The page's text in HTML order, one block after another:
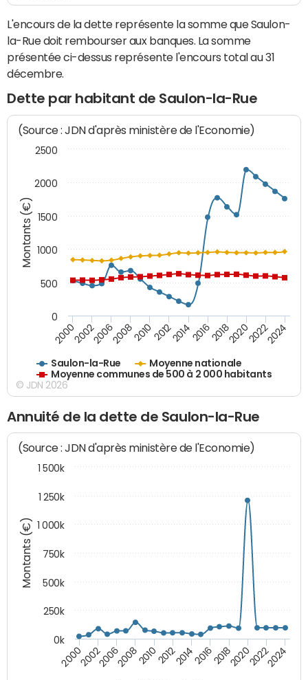
L'encours de la dette représente la somme que Saulon-
la-Rue doit rembourser aux banques. La somme
présentée ci-dessus représente l'encours total au 31
décembre.
Dette par habitant de Saulon-la-Rue
Montants (€)
(Source : JDN d'après ministère de l'Economie)
Saulon-la-Rue
Moyenne nationale
Moyenne communes de 500 à 2 000 habitants
200020022006200820102012201420162018202020222024
0
500
1000
1500
2000
2500
© JDN 2026
Annuité de la dette de Saulon-la-Rue
Montants (€)
(Source : JDN d'après ministère de l'Economie)
200020022006200820102012201420162018202020222024
0k
250k
500k
750k
1 000k
1 250k
1 500k